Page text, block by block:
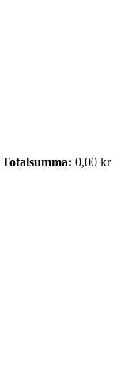
Totalsumma: 0,00 kr